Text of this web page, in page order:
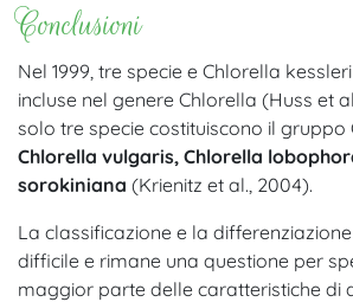
Conclusioni
Nel 1999, tre specie e Chlorella
incluse nel genere Chlorella (Huss et
solo tre specie costituiscono il gruppo
Chlorella vulgaris, Chlorella
sorokiniana (Krienitz et al., 2004).
La classificazione e la
difficile e rimane una questione per
maggior parte delle caratteristiche di